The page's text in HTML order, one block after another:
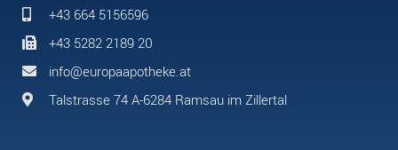
+43 664 5156596
+43 5282 2189 20
info@europaapotheke.at
Talstrasse 74 A-6284 Ramsau im Zillertal